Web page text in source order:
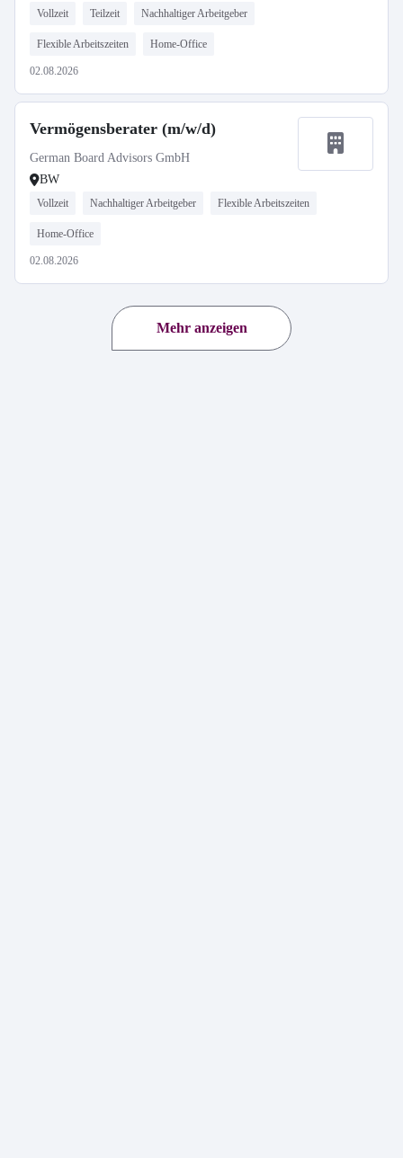
Vollzeit Teilzeit Nachhaltiger Arbeitgeber
Flexible Arbeitszeiten Home-Office
02.08.2026
Vermögensberater (m/w/d)
German Board Advisors GmbH
BW
Vollzeit Nachhaltiger Arbeitgeber Flexible Arbeitszeiten
Home-Office
02.08.2026
Mehr anzeigen